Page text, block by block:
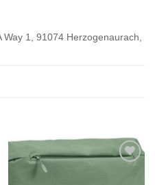
Way 1, 91074 Herzogenaurach,